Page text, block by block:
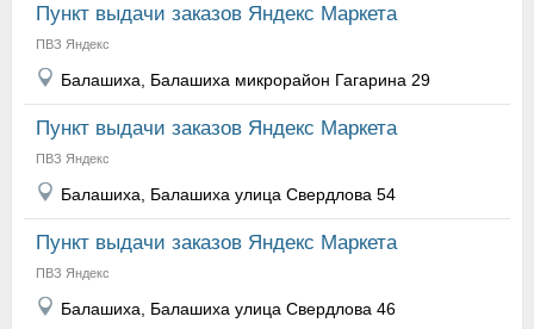
Пункт выдачи заказов Яндекс Маркета
ПВЗ Яндекс
Балашиха, Балашиха микрорайон Гагарина 29
Пункт выдачи заказов Яндекс Маркета
ПВЗ Яндекс
Балашиха, Балашиха улица Свердлова 54
Пункт выдачи заказов Яндекс Маркета
ПВЗ Яндекс
Балашиха, Балашиха улица Свердлова 46